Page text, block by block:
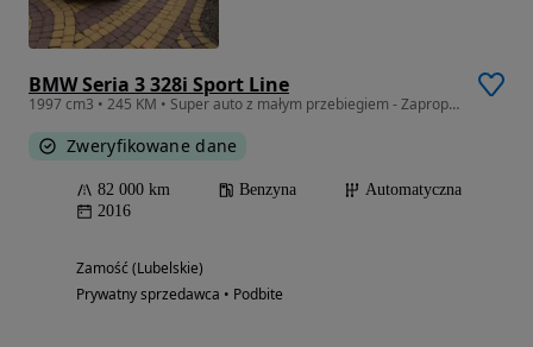
BMW Seria 3 328i Sport Line
1997 cm3 • 245 KM • Super auto z małym przebiegiem - Zaproponuj swoją cenę
Zweryfikowane dane
82 000 km Benzyna
Automatyczna
2016
Zamość (Lubelskie)
Prywatny sprzedawca • Podbite